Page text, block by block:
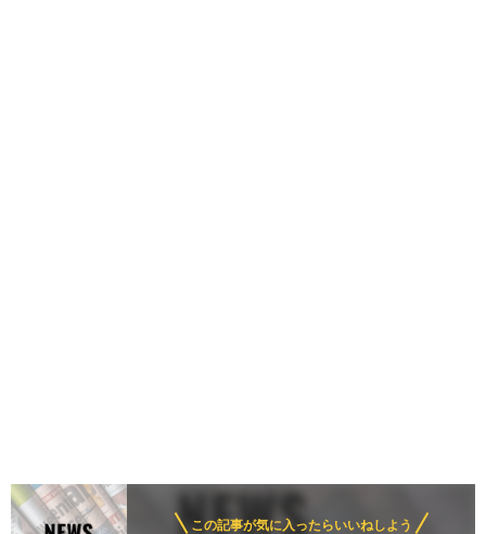
この記事が気に入ったらいいねしよう